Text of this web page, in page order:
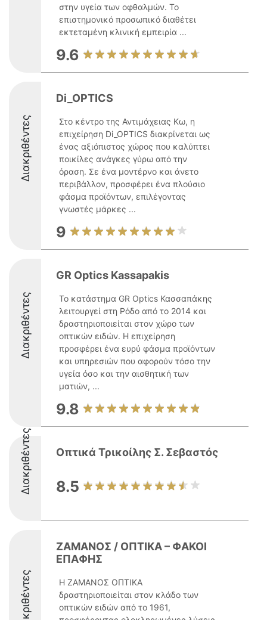
στην υγεία των οφθαλμών. Το
επιστημονικό προσωπικό διαθέτει
εκτεταμένη κλινική εμπειρία ...
9.6
Διακριθέντες
Di_OPTICS
Στο κέντρο της Αντιμάχειας Κω, η
επιχείρηση Di_OPTICS διακρίνεται ως
ένας αξιόπιστος χώρος που καλύπτει
ποικίλες ανάγκες γύρω από την
όραση. Σε ένα μοντέρνο και άνετο
περιβάλλον, προσφέρει ένα πλούσιο
φάσμα προϊόντων, επιλέγοντας
γνωστές μάρκες ...
9
Διακριθέντες
GR Optics Kassapakis
Το κατάστημα GR Optics Κασσαπάκης
λειτουργεί στη Ρόδο από το 2014 και
δραστηριοποιείται στον χώρο των
οπτικών ειδών. Η επιχείρηση
προσφέρει ένα ευρύ φάσμα προϊόντων
και υπηρεσιών που αφορούν τόσο την
υγεία όσο και την αισθητική των
ματιών, ...
9.8
Διακριθέντες Οπτικά Τρικοίλης Σ. Σεβαστός
8.5
Διακριθέντες
ΖΑΜΑΝΟΣ / ΟΠΤΙΚΑ – ΦΑΚΟΙ
ΕΠΑΦΗΣ
Η ΖΑΜΑΝΟΣ ΟΠΤΙΚΑ
δραστηριοποιείται στον κλάδο των
οπτικών ειδών από το 1961,